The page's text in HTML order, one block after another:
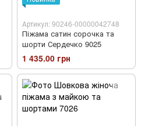
Артикул: 90246-00000042748
Піжама сатин сорочка та
шорти Сердечко 9025
1 435.00 грн